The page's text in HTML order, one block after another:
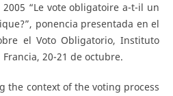
“Le vote obligatoire a-t-il un
ponencia presentada en el
el Voto Obligatorio, Instituto
20-21 de octubre.
the context of the voting process